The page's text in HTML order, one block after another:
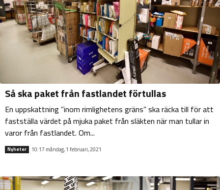
Så ska paket från fastlandet förtullas
En uppskattning ”inom rimlighetens gräns” ska räcka till för att
fastställa värdet på mjuka paket från släkten när man tullar in
varor från fastlandet. Om...
Nyheter 10:17 måndag, 1 februari, 2021